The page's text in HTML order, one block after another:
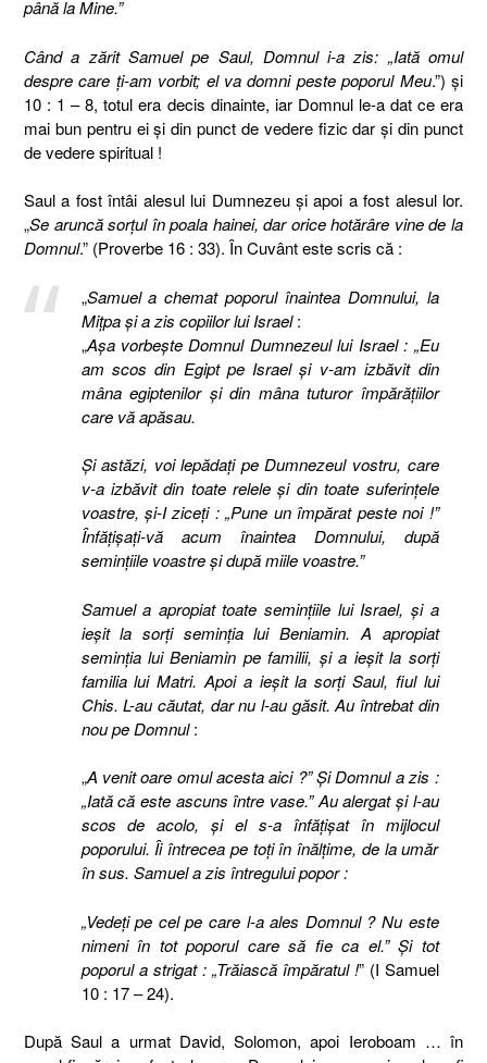
până la Mine.”
Când a zărit Samuel pe Saul, Domnul i-a zis: „Iată omul
despre care ţi-am vorbit; el va domni peste poporul Meu.”) şi
10 : 1 – 8, totul era decis dinainte, iar Domnul le-a dat ce era
mai bun pentru ei şi din punct de vedere fizic dar şi din punct
de vedere spiritual !
Saul a fost întâi alesul lui Dumnezeu şi apoi a fost alesul lor.
„Se aruncă sorţul în poala hainei, dar orice hotărâre vine de la
Domnul.” (Proverbe 16 : 33). În Cuvânt este scris că :
„Samuel a chemat poporul înaintea Domnului, la
Miţpa şi a zis copiilor lui Israel:
„Aşa vorbeşte Domnul Dumnezeul lui Israel : „Eu
am scos din Egipt pe Israel şi v-am izbăvit din
mâna egiptenilor şi din mâna tuturor împărăţiilor
care vă apăsau.
Şi astăzi, voi lepădaţi pe Dumnezeul vostru, care
v-a izbăvit din toate relele şi din toate suferinţele
voastre, şi-I ziceţi : „Pune un împărat peste noi !”
Înfăţişaţi-vă acum înaintea Domnului, după
seminţiile voastre şi după miile voastre.”
Samuel a apropiat toate seminţiile lui Israel, şi a
ieşit la sorţi seminţia lui Beniamin. A apropiat
seminţia lui Beniamin pe familii, şi a ieşit la sorţi
familia lui Matri. Apoi a ieşit la sorţi Saul, fiul lui
Chis. L-au căutat, dar nu l-au găsit. Au întrebat din
nou pe Domnul:
„A venit oare omul acesta aici ?” Şi Domnul a zis :
„Iată că este ascuns între vase.” Au alergat şi l-au
scos de acolo, şi el s-a înfăţişat în mijlocul
poporului. Îi întrecea pe toţi în înălţime, de la umăr
în sus. Samuel a zis întregului popor :
„Vedeţi pe cel pe care l-a ales Domnul ? Nu este
nimeni în tot poporul care să fie ca el.” Şi tot
poporul a strigat : „Trăiască împăratul !” (I Samuel
10 : 17 – 24).
După Saul a urmat David, Solomon, apoi Ieroboam … în